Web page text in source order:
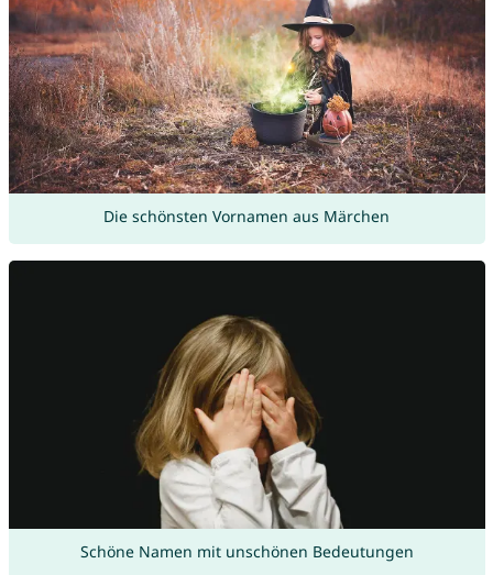
Die schönsten Vornamen aus Märchen
Schöne Namen mit unschönen Bedeutungen